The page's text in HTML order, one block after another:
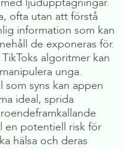
ljudupptagningar.
ofta utan att förstå
information som kan
de exponeras för.
algoritmer kan
unga.
som syns kan appen
ideal, sprida
en potentiell risk för
hälsa och deras